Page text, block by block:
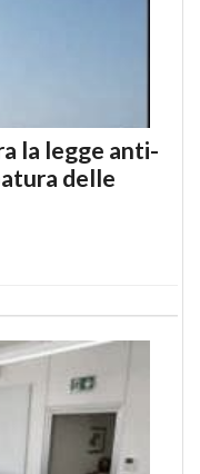
la legge anti-
delle